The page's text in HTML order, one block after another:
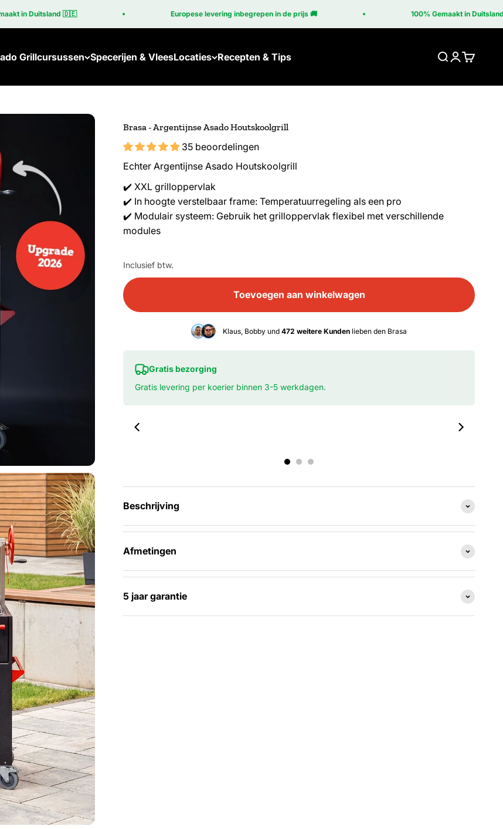
Duitsland 🇩🇪 Europese levering inbegrepen in de prijs 🚚 100% Gemaakt in Duitsland 🇩🇪
Grillcursussen Specerijen & VleesLocaties Recepten & Tips Zoeken
Inloggen
Brasa - Argentijnse Asado Houtskoolgrill
35 beoordelingen
Echter Argentijnse Asado Houtskoolgrill
✔️ XXL grilloppervlak
✔️ In hoogte verstelbaar frame: Temperatuurregeling als een pro
✔️ Modulair systeem: Gebruik het grilloppervlak flexibel met verschillende
modules
Inclusief btw.
Toevoegen aan winkelwagen
Klaus, Bobby und 472 weitere Kunden lieben den Brasa
Gratis bezorging
Gratis levering per koerier binnen 3-5 werkdagen.
00:35
Beschrijving
Afmetingen
5 jaar garantie